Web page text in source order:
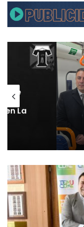
en La
M
u
n
i
c
i